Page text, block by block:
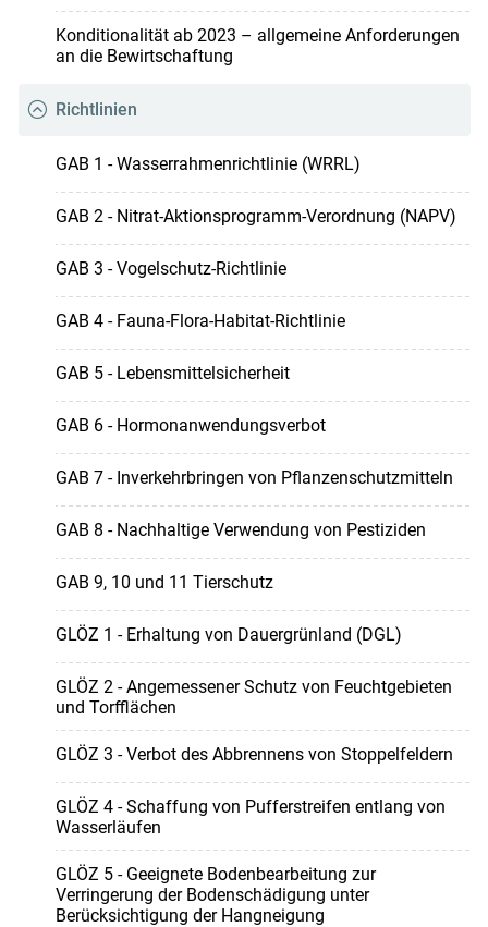
Konditionalität ab 2023 – allgemeine Anforderungen
an die Bewirtschaftung
Richtlinien
GAB 1 - Wasserrahmenrichtlinie (WRRL)
GAB 2 - Nitrat-Aktionsprogramm-Verordnung (NAPV)
GAB 3 - Vogelschutz-Richtlinie
GAB 4 - Fauna-Flora-Habitat-Richtlinie
GAB 5 - Lebensmittelsicherheit
GAB 6 - Hormonanwendungsverbot
GAB 7 - Inverkehrbringen von Pflanzenschutzmitteln
GAB 8 - Nachhaltige Verwendung von Pestiziden
GAB 9, 10 und 11 Tierschutz
GLÖZ 1 - Erhaltung von Dauergrünland (DGL)
GLÖZ 2 - Angemessener Schutz von Feuchtgebieten
und Torfflächen
GLÖZ 3 - Verbot des Abbrennens von Stoppelfeldern
GLÖZ 4 - Schaffung von Pufferstreifen entlang von
Wasserläufen
GLÖZ 5 - Geeignete Bodenbearbeitung zur
Verringerung der Bodenschädigung unter
Berücksichtigung der Hangneigung